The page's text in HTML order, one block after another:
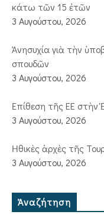
κάτω τῶν 15 ἐτῶν
3 Αυγούστου, 2026
Ἀνησυχία γιὰ τὴν
σπουδῶν
3 Αυγούστου, 2026
Ἐπίθεση τῆς ΕΕ στὴν
3 Αυγούστου, 2026
Ἠθικὲς ἀρχὲς τῆς
3 Αυγούστου, 2026
Ἀναζήτηση